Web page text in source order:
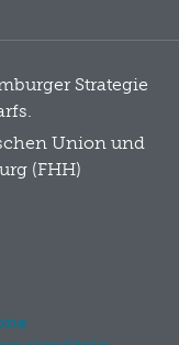
Strategie
Union und
(FHH)